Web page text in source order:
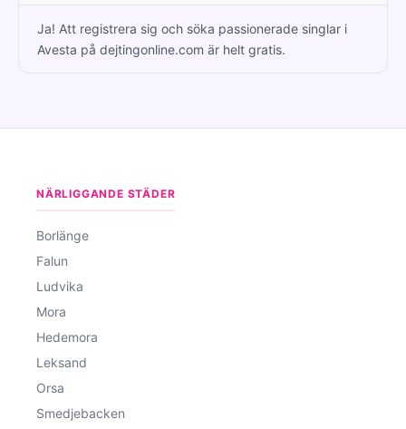
Ja! Att registrera sig och söka passionerade singlar i
Avesta på dejtingonline.com är helt gratis.
NÄRLIGGANDE STÄDER
Borlänge
Falun
Ludvika
Mora
Hedemora
Leksand
Orsa
Smedjebacken